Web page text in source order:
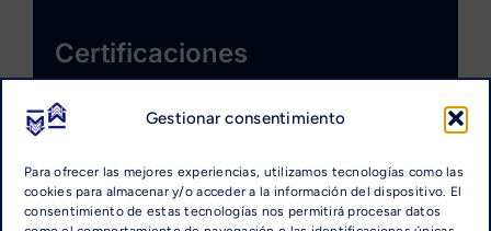
Gestionar consentimiento
Para ofrecer las mejores experiencias, utilizamos tecnologías como las
cookies para almacenar y/o acceder a la información del dispositivo. El
consentimiento de estas tecnologías nos permitirá procesar datos
Certificaciones